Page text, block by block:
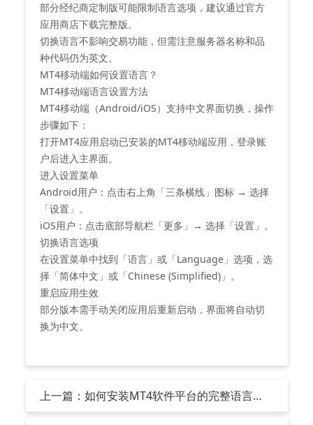
部分经纪商定制版可能限制语言选项，建议通过官方
应用商店下载完整版‌。
切换语言不影响交易功能，但需注意服务器名称和品
种代码仍为英文‌。
MT4移动端如何设置语言？
MT4移动端语言设置方法
MT4移动端（Android/iOS）支持中文界面切换，操作
步骤如下：
‌打开MT4应用启动已安装的MT4移动端应用，登录账
户后进入主界面‌。
‌进入设置菜单‌
‌Android用户‌：点击右上角「三条横线」图标 → 选择
「设置」‌。
‌iOS用户‌：点击底部导航栏「更多」→ 选择「设置」‌。
‌切换语言选项‌
在设置菜单中找到「语言」或「Language」选项，选
择「简体中文」或「Chinese (Simplified)」‌。
‌重启应用生效‌
部分版本需手动关闭应用后重新启动，界面将自动切
换为中文‌。
上一篇：如何安装MT4软件平台的完整语言
包？